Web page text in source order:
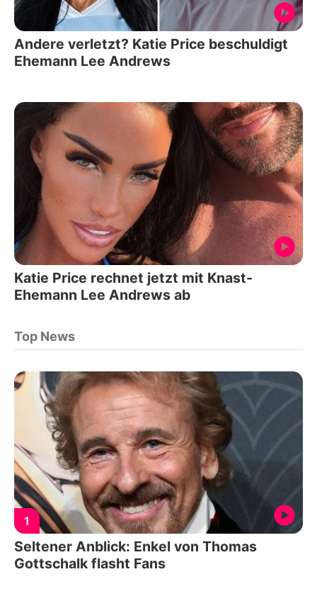
Andere verletzt? Katie Price beschuldigt
Ehemann Lee Andrews
Katie Price rechnet jetzt mit Knast-
Ehemann Lee Andrews ab
Top News
1
Seltener Anblick: Enkel von Thomas
Gottschalk flasht Fans